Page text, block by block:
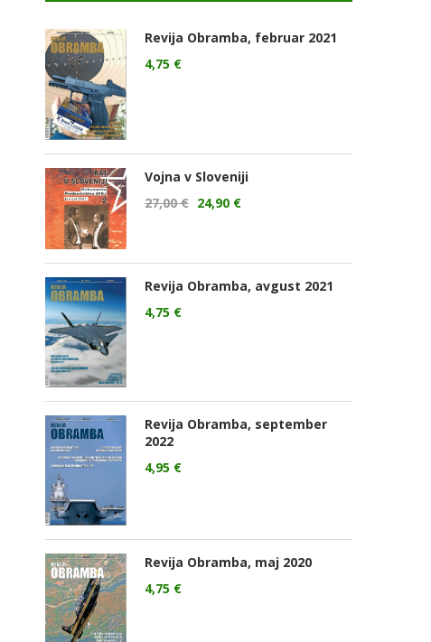
Revija Obramba, februar 2021
4,75 €
Vojna v Sloveniji
27,00€ 24,90 €
Revija Obramba, avgust 2021
4,75 €
Revija Obramba, september
2022
4,95 €
Revija Obramba, maj 2020
4,75 €